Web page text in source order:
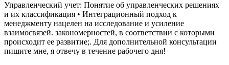
Управленческий учет: Понятие об управленческих решениях
и их классификация • Интеграционный подход к
менеджменту нацелен на исследование и усиление
взаимосвязей. закономерностей, в соответствии с которыми
происходит ее развитие;. Для дополнительной консультации
пишите мне, я отвечу в течение рабочего дня!